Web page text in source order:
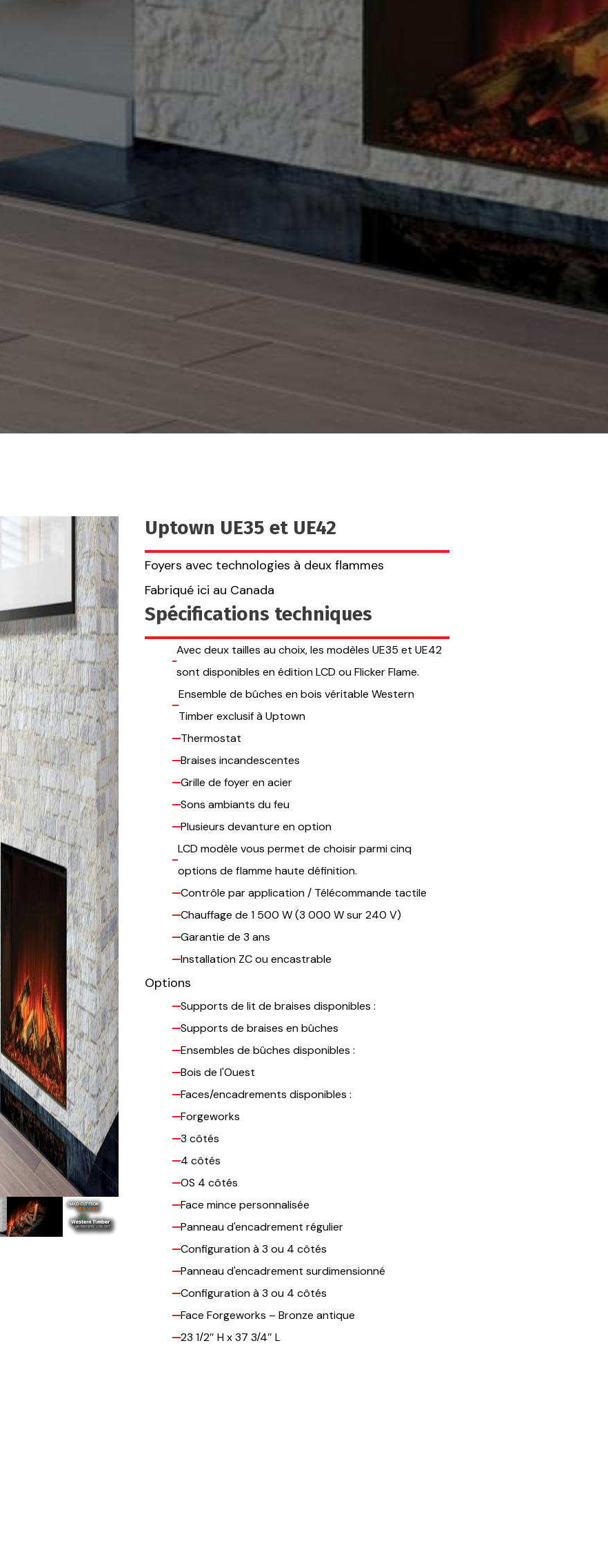
Uptown UE35 et UE42
Foyers avec technologies à deux flammes
Fabriqué ici au Canada
Spécifications techniques
Avec deux tailles au choix, les modèles UE35 et UE42
sont disponibles en édition LCD ou Flicker Flame.
Ensemble de bûches en bois véritable Western
Timber exclusif à Uptown
Thermostat
Braises incandescentes
Grille de foyer en acier
Sons ambiants du feu
Plusieurs devanture en option
LCD modèle vous permet de choisir parmi cinq
options de flamme haute définition.
Contrôle par application / Télécommande tactile
Chauffage de 1 500 W (3 000 W sur 240 V)
Garantie de 3 ans
Installation ZC ou encastrable
Options
Supports de lit de braises disponibles :
Supports de braises en bûches
Ensembles de bûches disponibles :
Bois de l'Ouest
Faces/encadrements disponibles :
Forgeworks
3 côtés
4 côtés
OS 4 côtés
Face mince personnalisée
Panneau d'encadrement régulier
Configuration à 3 ou 4 côtés
Panneau d'encadrement surdimensionné
Configuration à 3 ou 4 côtés
Face Forgeworks – Bronze antique
23 1/2″ H x 37 3/4″ L